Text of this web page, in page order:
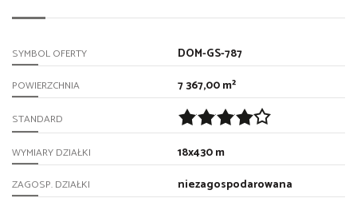
SYMBOL OFERTY DOM-GS-787
POWIERZCHNIA 7 367,00 m²
STANDARD
WYMIARY DZIAŁKI 18x430 m
ZAGOSP. DZIAŁKI niezagospodarowana